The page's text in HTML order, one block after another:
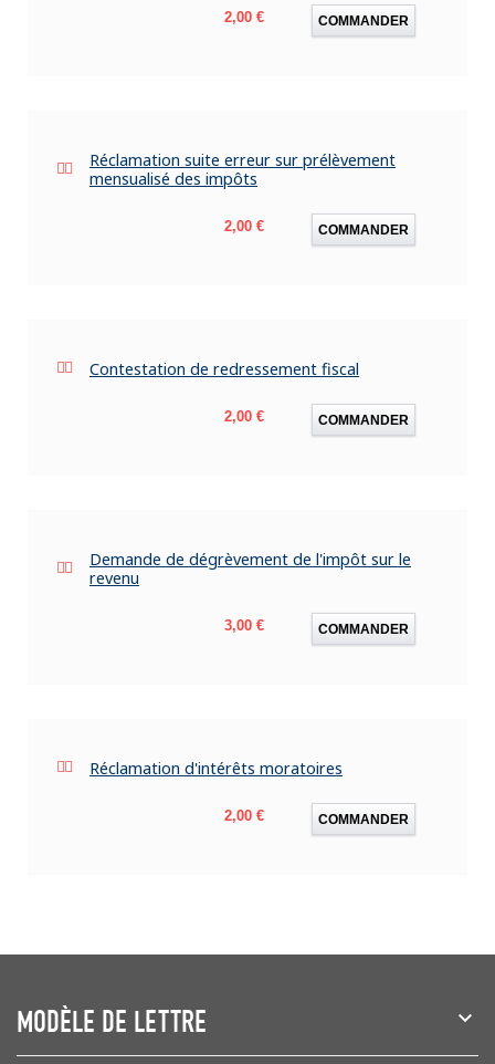
Prix
2,00 € COMMANDER
Réclamation suite erreur sur prélèvement
mensualisé des impôts
Prix
2,00 € COMMANDER
Contestation de redressement fiscal
Prix
2,00 € COMMANDER
Demande de dégrèvement de l'impôt sur le
revenu
Prix
3,00 € COMMANDER
Réclamation d'intérêts moratoires
Prix
2,00 € COMMANDER
MODÈLE DE LETTRE